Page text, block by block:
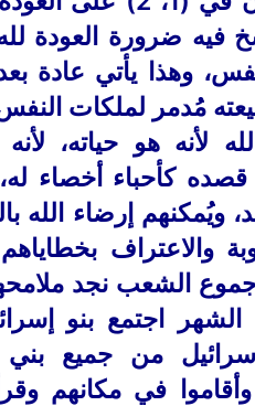
فيه ضرورة العودة
وهذا يأتي عادة
مُدمر لملكات
لأنه هو حياته،
كأحباء أخصاء
ويُمكنهم إرضاء الله
والاعتراف
الشهر اجتمع بنو
من جميع بني
وأقاموا في مكانهم